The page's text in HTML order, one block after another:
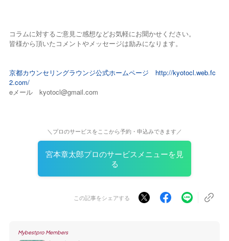
コラムに対するご意見ご感想などお気軽にお聞かせください。
皆様から頂いたコメントやメッセージは励みになります。
京都カウンセリングラウンジ公式ホームページ
http://kyotocl.web.fc
2.com/
eメール kyotocl@gmail.com
＼プロのサービスをここから予約・申込みできます／
宮本章太郎プロのサービスメニューを見
る
この記事をシェアする
Mybestpro Members